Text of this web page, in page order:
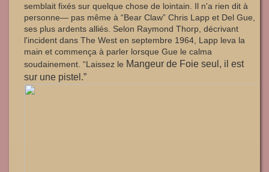
semblait fixés sur quelque chose de lointain. Il n'a rien dit à
personne— pas même à “Bear Claw” Chris Lapp et Del Gue,
ses plus ardents alliés. Selon Raymond Thorp, décrivant
l'incident dans The West en septembre 1964, Lapp leva la
main et commença à parler lorsque Gue le calma
soudainement. “Laissez le Mangeur de Foie seul, il est
sur une pistel.”